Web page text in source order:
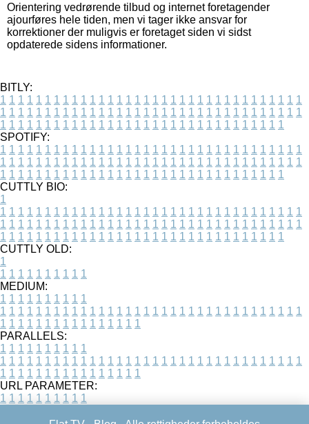
Orientering vedrørende tilbud og internet foretagender
ajourføres hele tiden, men vi tager ikke ansvar for
korrektioner der muligvis er foretaget siden vi sidst
opdaterede sidens informationer.
BITLY:
1 1 1 1 1 1 1 1 1 1 1 1 1 1 1 1 1 1 1 1 1 1 1 1 1 1 1 1 1 1 1 1 1 1
1 1 1 1 1 1 1 1 1 1 1 1 1 1 1 1 1 1 1 1 1 1 1 1 1 1 1 1 1 1 1 1 1 1
1 1 1 1 1 1 1 1 1 1 1 1 1 1 1 1 1 1 1 1 1 1 1 1 1 1 1 1 1 1 1 1
SPOTIFY:
1 1 1 1 1 1 1 1 1 1 1 1 1 1 1 1 1 1 1 1 1 1 1 1 1 1 1 1 1 1 1 1 1 1
1 1 1 1 1 1 1 1 1 1 1 1 1 1 1 1 1 1 1 1 1 1 1 1 1 1 1 1 1 1 1 1 1 1
1 1 1 1 1 1 1 1 1 1 1 1 1 1 1 1 1 1 1 1 1 1 1 1 1 1 1 1 1 1 1 1
CUTTLY BIO:
1
1 1 1 1 1 1 1 1 1 1 1 1 1 1 1 1 1 1 1 1 1 1 1 1 1 1 1 1 1 1 1 1 1 1
1 1 1 1 1 1 1 1 1 1 1 1 1 1 1 1 1 1 1 1 1 1 1 1 1 1 1 1 1 1 1 1 1 1
1 1 1 1 1 1 1 1 1 1 1 1 1 1 1 1 1 1 1 1 1 1 1 1 1 1 1 1 1 1 1 1
CUTTLY OLD:
1
1 1 1 1 1 1 1 1 1 1
MEDIUM:
1 1 1 1 1 1 1 1 1 1
1 1 1 1 1 1 1 1 1 1 1 1 1 1 1 1 1 1 1 1 1 1 1 1 1 1 1 1 1 1 1 1 1 1
1 1 1 1 1 1 1 1 1 1 1 1 1 1 1 1
PARALLELS:
1 1 1 1 1 1 1 1 1 1
1 1 1 1 1 1 1 1 1 1 1 1 1 1 1 1 1 1 1 1 1 1 1 1 1 1 1 1 1 1 1 1 1 1
1 1 1 1 1 1 1 1 1 1 1 1 1 1 1 1
URL PARAMETER:
1 1 1 1 1 1 1 1 1 1